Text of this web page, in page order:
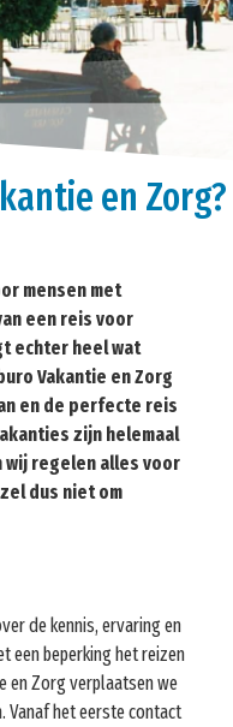
en Zorg?
mensen met
een reis voor
echter heel wat
Vakantie en Zorg
en de perfecte reis
zijn helemaal
regelen alles voor
dus niet om
de kennis, ervaring en
een beperking het reizen
en Zorg verplaatsen we
Vanaf het eerste contact